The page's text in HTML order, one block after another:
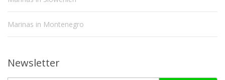
Marinas in Montenegro
Newsletter